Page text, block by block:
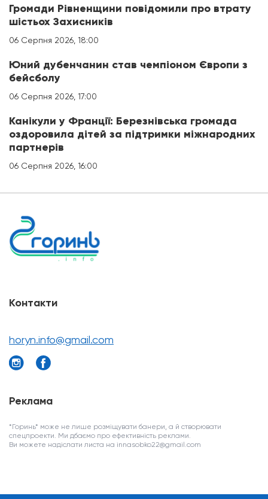
Громади Рівненщини повідомили про втрату
шістьох Захисників
06 Серпня 2026, 18:00
Юний дубенчанин став чемпіоном Європи з
бейсболу
06 Серпня 2026, 17:00
Канікули у Франції: Березнівська громада
оздоровила дітей за підтримки міжнародних
партнерів
06 Серпня 2026, 16:00
Контакти
horyn.info@gmail.com
Реклама
*Горинь* може не лише розміщувати банери, а й створювати
спецпроекти. Ми дбаємо про ефективність реклами.
Ви можете надіслати листа на innasobko22@gmail.com